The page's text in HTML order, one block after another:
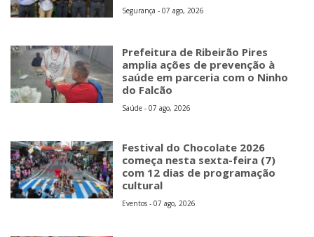
Segurança - 07 ago, 2026
Prefeitura de Ribeirão Pires
amplia ações de prevenção à
saúde em parceria com o Ninho
do Falcão
Saúde - 07 ago, 2026
Festival do Chocolate 2026
começa nesta sexta-feira (7)
com 12 dias de programação
cultural
Eventos - 07 ago, 2026